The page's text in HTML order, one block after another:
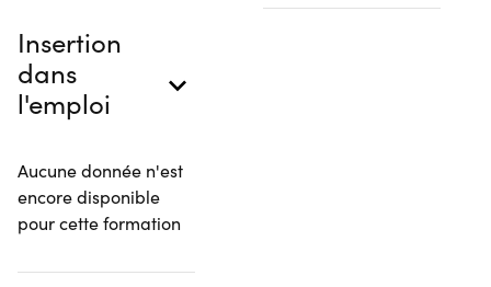
Insertion
dans
l'emploi
Aucune donnée n'est
encore disponible
pour cette formation